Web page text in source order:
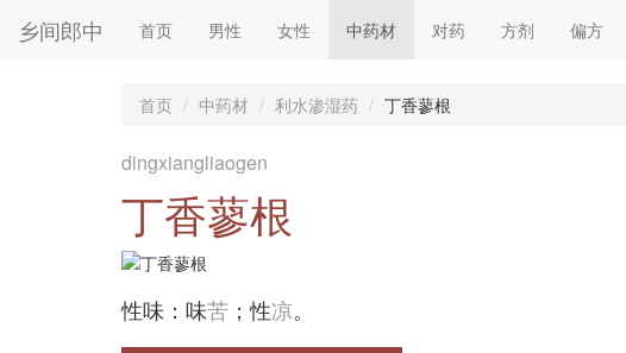
乡间郎中 首页 男性 女性 中药材 对药 方剂 偏方
首页 中药材 利水渗湿药 丁香蓼根
dingxiangliaogen
丁香蓼根
性味：味苦 ；性凉。